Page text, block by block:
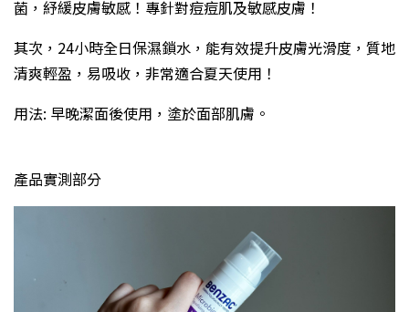
菌，紓緩皮膚敏感！專針對痘痘肌及敏感皮膚！
其次，24小時全日保濕鎖水，能有效提升皮膚光滑度，質地
清爽輕盈，易吸收，非常適合夏天使用！
用法: 早晚潔面後使用，塗於面部肌膚。
產品實測部分